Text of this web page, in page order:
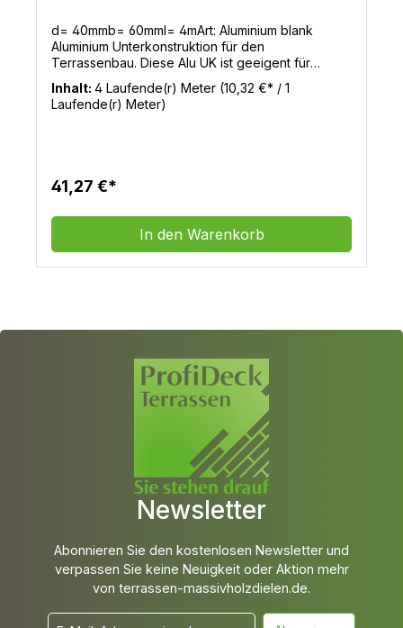
d= 40mmb= 60mml= 4mArt: Aluminium blank
Aluminium Unterkonstruktion für den
Terrassenbau. Diese Alu UK ist geeigent für
Holzdielen und WPC Terrassendielen.
Inhalt: 4 Laufende(r) Meter (10,32 €* / 1
Laufende(r) Meter)
41,27 €*
In den Warenkorb
Newsletter
Abonnieren Sie den kostenlosen Newsletter und
verpassen Sie keine Neuigkeit oder Aktion mehr
von terrassen-massivholzdielen.de.